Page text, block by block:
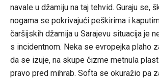
navale u džamiju na taj tehvid. Guraju se,
nogama se pokrivajući peškirima i
čaršijskih džamija u Sarajevu situacija je
s incidentnom. Neka se evropejka plaho
da se izuje, na skupe čizme metnula
pravo pred mihrab. Softa se okuražio pa